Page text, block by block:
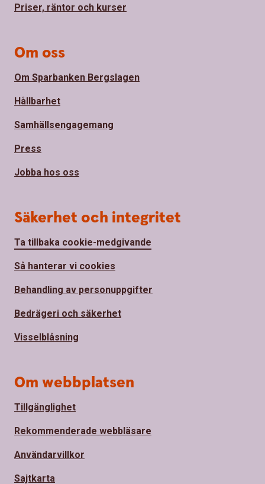
Priser, räntor och kurser
Om oss
Om Sparbanken Bergslagen
Hållbarhet
Samhällsengagemang
Press
Jobba hos oss
Säkerhet och integritet
Ta tillbaka cookie-medgivande
Så hanterar vi cookies
Behandling av personuppgifter
Bedrägeri och säkerhet
Visselblåsning
Om webbplatsen
Tillgänglighet
Rekommenderade webbläsare
Användarvillkor
Sajtkarta